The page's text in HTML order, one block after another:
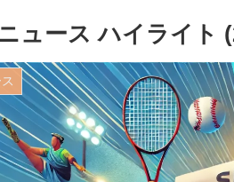
ュース ハイライト